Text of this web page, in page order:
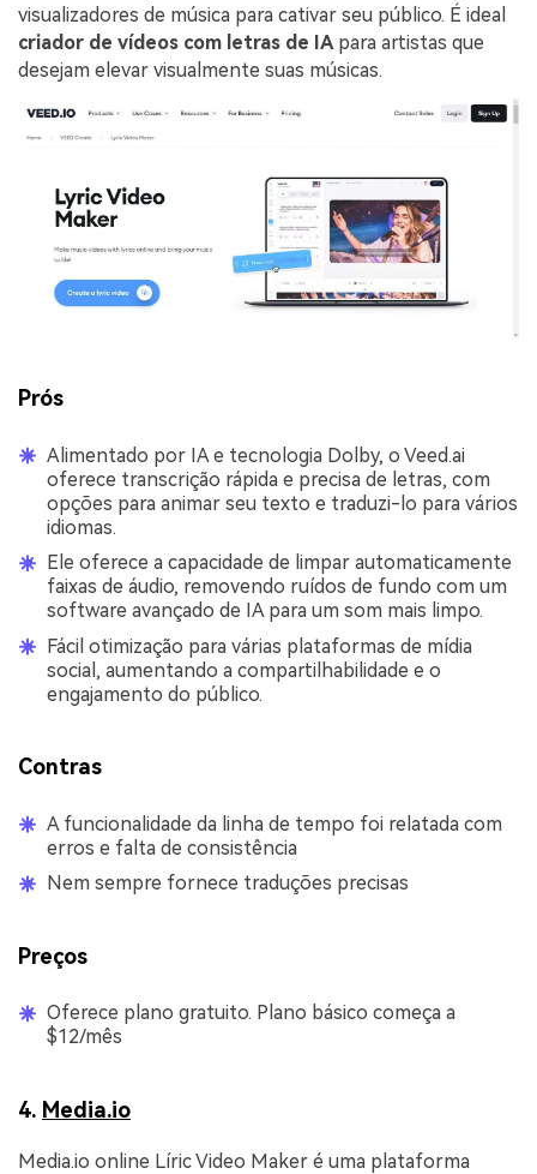
visualizadores de música para cativar seu público. É ideal
criador de vídeos com letras de IA para artistas que
desejam elevar visualmente suas músicas.
Prós
Alimentado por IA e tecnologia Dolby, o Veed.ai
oferece transcrição rápida e precisa de letras, com
opções para animar seu texto e traduzi-lo para vários
idiomas.
Ele oferece a capacidade de limpar automaticamente
faixas de áudio, removendo ruídos de fundo com um
software avançado de IA para um som mais limpo.
Fácil otimização para várias plataformas de mídia
social, aumentando a compartilhabilidade e o
engajamento do público.
Contras
A funcionalidade da linha de tempo foi relatada com
erros e falta de consistência
Nem sempre fornece traduções precisas
Preços
Oferece plano gratuito. Plano básico começa a
$12/mês
4. Media.io
Media.io online Líric Video Maker é uma plataforma